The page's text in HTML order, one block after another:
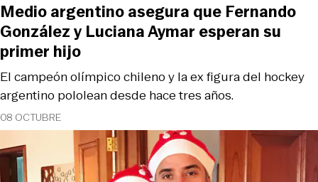
08 OCTUBRE
El campeón olímpico chileno y la ex figura del hockey
argentino pololean desde hace tres años.
Medio argentino asegura que Fernando
González y Luciana Aymar esperan su
primer hijo